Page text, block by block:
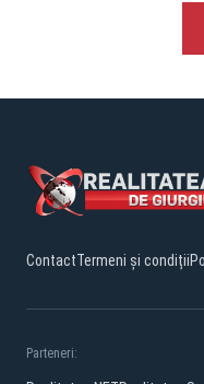
ContactTermeni și condiții
Parteneri: